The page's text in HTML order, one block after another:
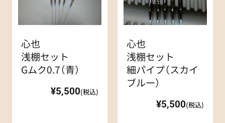
心也
浅棚セット
Gムク0.7（青）
¥5,500(税込)
心也
浅棚セット
細パイプ（スカイ
ブルー）
¥5,500(税込)